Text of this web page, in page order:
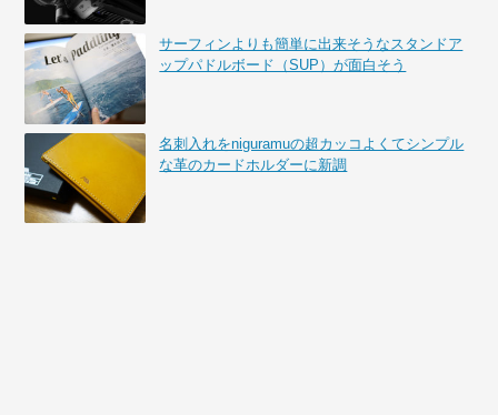
サーフィンよりも簡単に出来そうなスタンドア
ップパドルボード（SUP）が面白そう
名刺入れをniguramuの超カッコよくてシンプル
な革のカードホルダーに新調